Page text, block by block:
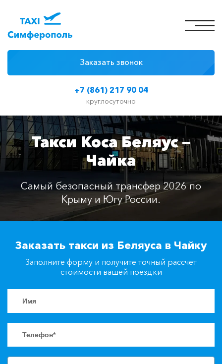
+7 (861) 217 90 04
круглосуточно
Заказать звонок
Цены на такси
Классы автомобилей
Отзывы
Контакты
Заказать такси
Такси Коса Беляус —
Чайка
Самый безопасный трансфер 2026 по
Крыму и Югу России.
Заказать такси из Беляуса в Чайку
Заполните форму и получите точный рассчет
стоимости вашей поездки